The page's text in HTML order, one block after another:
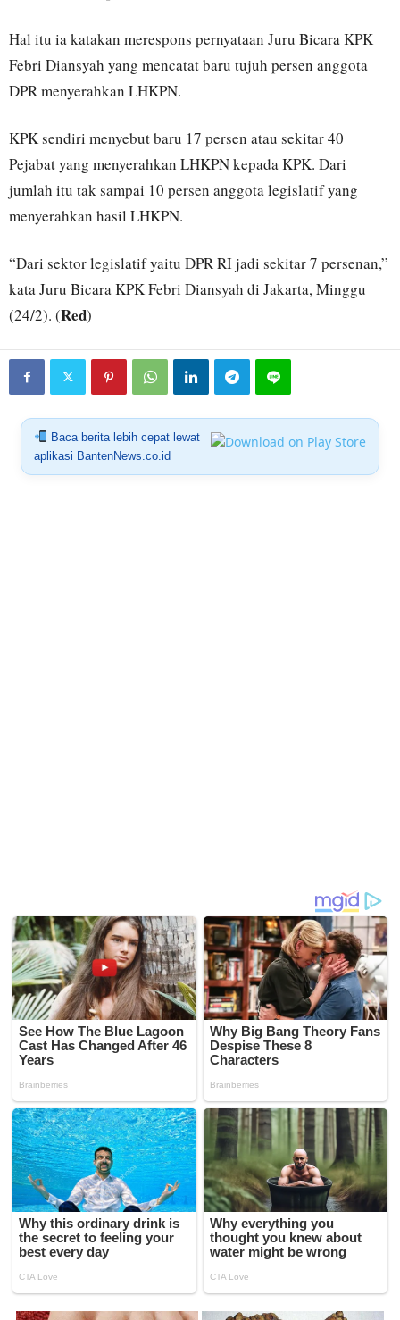
Hal itu ia katakan merespons pernyataan Juru Bicara KPK
Febri Diansyah yang mencatat baru tujuh persen anggota
DPR menyerahkan LHKPN.
KPK sendiri menyebut baru 17 persen atau sekitar 40
Pejabat yang menyerahkan LHKPN kepada KPK. Dari
jumlah itu tak sampai 10 persen anggota legislatif yang
menyerahkan hasil LHKPN.
“Dari sektor legislatif yaitu DPR RI jadi sekitar 7 persenan,”
kata Juru Bicara KPK Febri Diansyah di Jakarta, Minggu
(24/2). (Red)
Baca berita lebih cepat lewat
aplikasi BantenNews.co.id